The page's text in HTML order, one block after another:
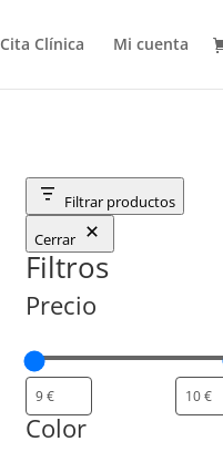
Cita Clínica Mi cuenta
Filtrar productos
Cerrar
Filtros
Precio
Color